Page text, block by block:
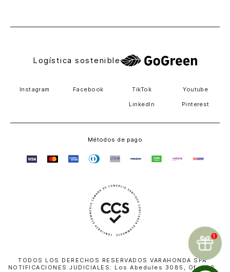
Logística sostenible
Instagram Facebook TikTok Youtube
LinkedIn Pinterest
Métodos de pago
TODOS LOS DERECHOS RESERVADOS VARAHONDA SPA
NOTIFICACIONES JUDICIALES: Los Abedules 3085, Of. 402,